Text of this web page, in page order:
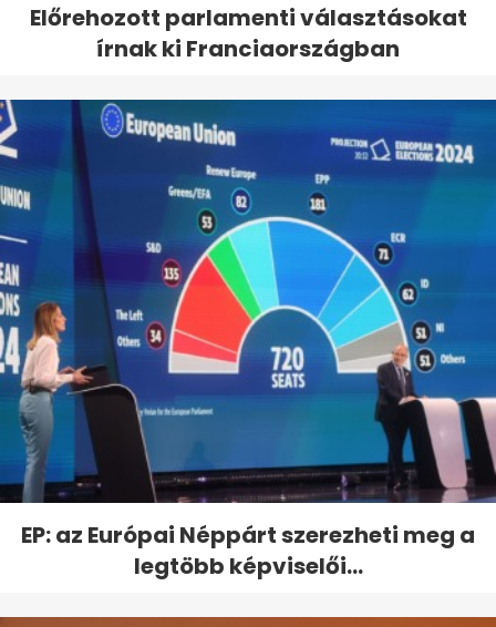
Előrehozott parlamenti választásokat
írnak ki Franciaországban
EP: az Európai Néppárt szerezheti meg a
legtöbb képviselői...